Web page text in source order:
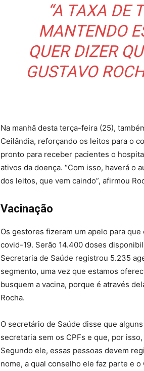
“A TAXA DE
MANTENDO
QUER DIZER
GUSTAVO
Na manhã desta terça-feira (25),
Ceilândia, reforçando os leitos para o
pronto para receber pacientes o
ativos da doença. “Com isso, haverá o
dos leitos, que vem caindo”, afirmou
Vacinação
Os gestores fizeram um apelo para
covid-19. Serão 14.400 doses
Secretaria de Saúde registrou 5.235
segmento, uma vez que estamos
busquem a vacina, porque é através
Rocha.
O secretário de Saúde disse que
secretaria sem os CPFs e que, por
Segundo ele, essas pessoas devem
nome, a qual conselho ele faz parte e